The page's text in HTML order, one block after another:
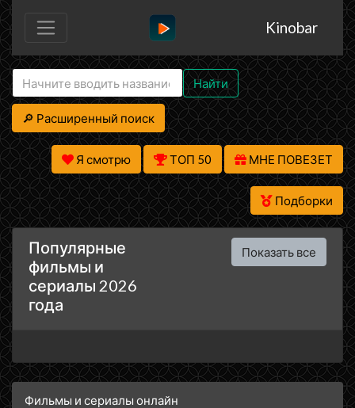
Kinobar
Найти
🔎 Расширенный поиск
Я смотрю ТОП 50 МНЕ ПОВЕЗЕТ
Подборки
Популярные
фильмы и
сериалы 2026
года
Показать все
Фильмы и сериалы онлайн